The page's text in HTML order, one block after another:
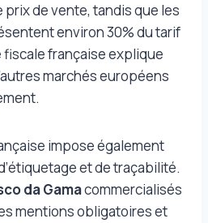
prix de vente, tandis que les
environ 30% du tarif
française explique
marchés européens
impose également
et de traçabilité.
da Gamacommercialisés
mentions obligatoires et